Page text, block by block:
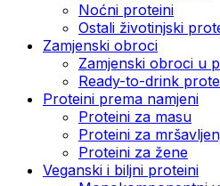
Noćni proteini
Ostali životinjski
Zamjenski obroci
Zamjenski obroci u
Ready-to-drink
Proteini prema namjeni
Proteini za masu
Proteini za
Proteini za žene
Veganski i biljni proteini